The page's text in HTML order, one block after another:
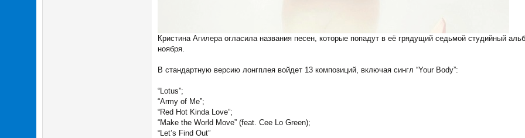
Кристина Агилера огласила названия песен, которые попадут в её грядущий седьмой студийный
ноября.
В стандартную версию лонгплея войдет 13 композиций, включая сингл “Your Body”:
“Lotus”;
“Army of Me”;
“Red Hot Kinda Love”;
“Make the World Move” (feat. Cee Lo Green);
“Let’s Find Out”